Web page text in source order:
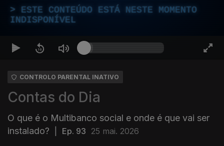
ESTE CONTEÚDO ESTÁ NESTE MOMENTO
INDISPONÍVEL
CONTROLO PARENTAL INATIVO
Contas do Dia
O que é o Multibanco social e onde é que vai ser
instalado?
Ep. 93 25 mai. 2026